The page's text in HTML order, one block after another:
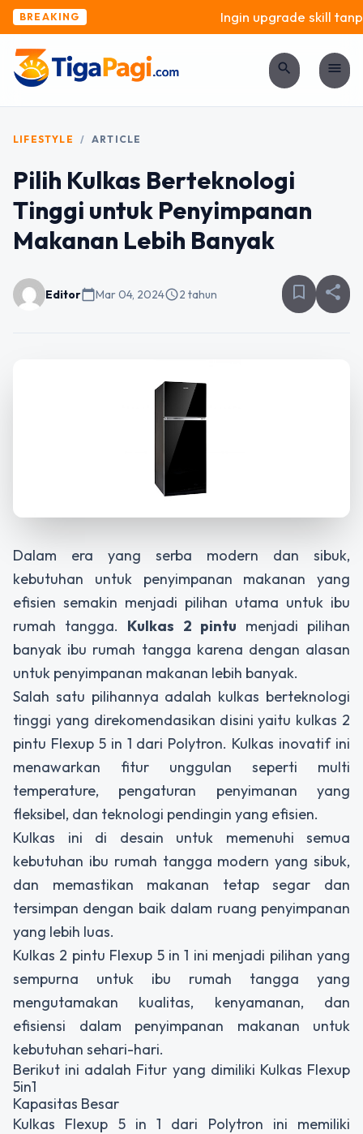
BREAKING Ingin upgrade skill
search menu
LIFESTYLE / ARTICLE
Pilih Kulkas Berteknologi
Tinggi untuk Penyimpanan
Makanan Lebih Banyak
Editorcalendar_todayMar 04, 2024schedule2 tahun bookmark_border share
Dalam era yang serba modern dan sibuk,
kebutuhan untuk penyimpanan makanan yang
efisien semakin menjadi pilihan utama untuk ibu
rumah tangga. Kulkas 2 pintu menjadi pilihan
banyak ibu rumah tangga karena dengan alasan
untuk penyimpanan makanan lebih banyak.
Salah satu pilihannya adalah kulkas berteknologi
tinggi yang direkomendasikan disini yaitu kulkas 2
pintu Flexup 5 in 1 dari Polytron. Kulkas inovatif ini
menawarkan fitur unggulan seperti multi
temperature, pengaturan penyimanan yang
fleksibel, dan teknologi pendingin yang efisien.
Kulkas ini di desain untuk memenuhi semua
kebutuhan ibu rumah tangga modern yang sibuk,
dan memastikan makanan tetap segar dan
tersimpan dengan baik dalam ruang penyimpanan
yang lebih luas.
Kulkas 2 pintu Flexup 5 in 1 ini menjadi pilihan yang
sempurna untuk ibu rumah tangga yang
mengutamakan kualitas, kenyamanan, dan
efisiensi dalam penyimpanan makanan untuk
kebutuhan sehari-hari.
Berikut ini adalah Fitur yang dimiliki Kulkas Flexup
5in1
Kapasitas Besar
Kulkas Flexup 5 in 1 dari Polytron ini memiliki